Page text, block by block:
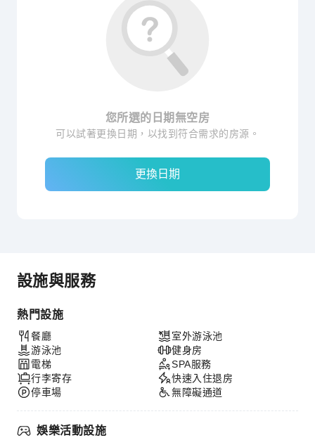
您所選的日期無空房
可以試著更換日期，以找到符合需求的房源。
更換日期
設施與服務
熱門設施
餐廳
游泳池
電梯
行李寄存
停車場
室外游泳池
健身房
SPA服務
快速入住退房
無障礙通道
娛樂活動設施